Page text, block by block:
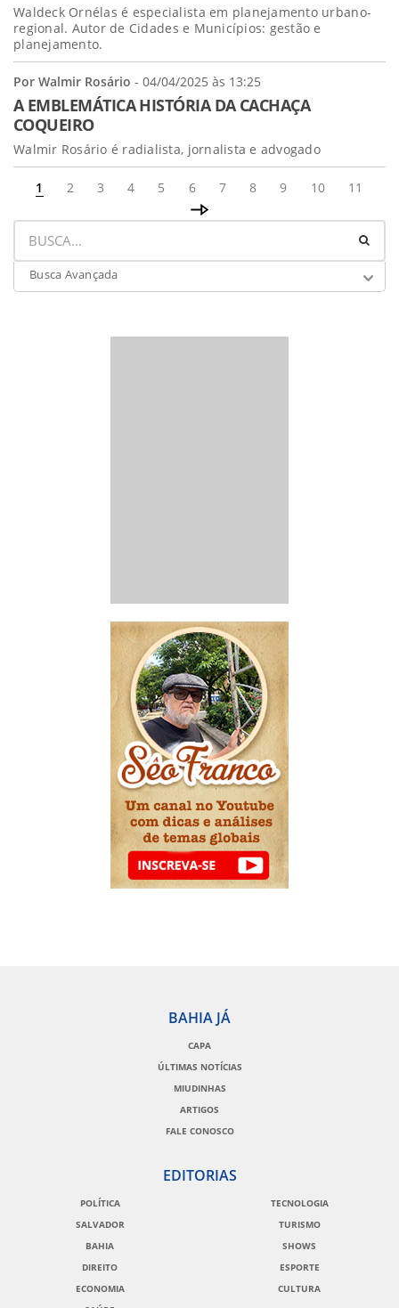
Waldeck Ornélas é especialista em planejamento urbano-
regional. Autor de Cidades e Municípios: gestão e
planejamento.
Por Walmir Rosário - 04/04/2025 às 13:25
A EMBLEMÁTICA HISTÓRIA DA CACHAÇA
COQUEIRO
Walmir Rosário é radialista, jornalista e advogado
1 2 3 4 5 6 7 8 9 10 11
Busca Avançada
BAHIA JÁ
CAPA
ÚLTIMAS NOTÍCIAS
MIUDINHAS
ARTIGOS
FALE CONOSCO
EDITORIAS
POLÍTICA
SALVADOR
BAHIA
DIREITO
ECONOMIA
TECNOLOGIA
TURISMO
SHOWS
ESPORTE
CULTURA